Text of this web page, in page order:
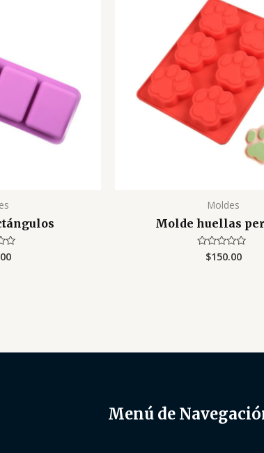
Moldes
Molde huellas
Valorado
con
$150.00
Menú de